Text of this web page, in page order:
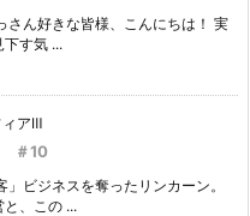
さん好きな皆様、こんにちは！ 実
す気 ...
ィアⅢ
＃10
ビジネスを奪ったリンカーン。
、この ...